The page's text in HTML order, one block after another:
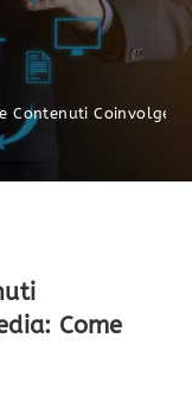
Contenuti
Come